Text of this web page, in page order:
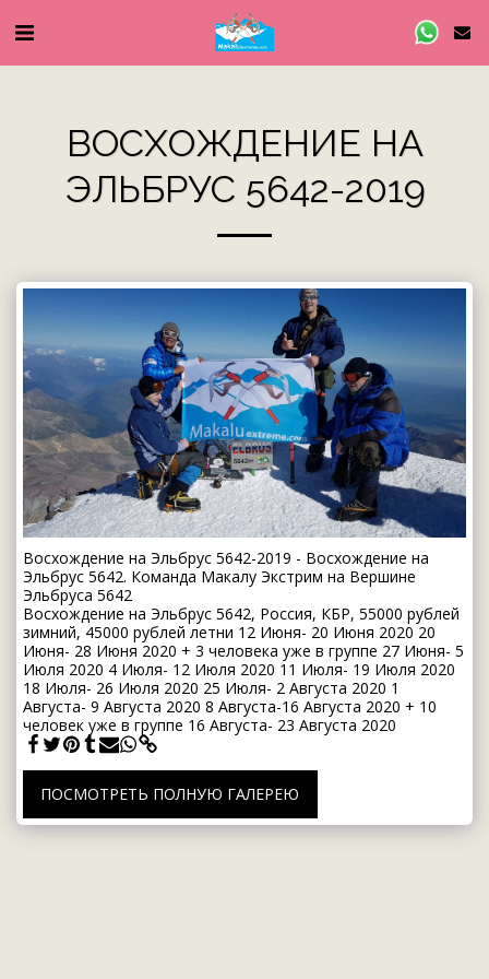
ВОСХОЖДЕНИЕ НА
ЭЛЬБРУС 5642-2019
Восхождение на Эльбрус 5642-2019 - Восхождение на
Эльбрус 5642. Команда Макалу Экстрим на Вершине
Эльбруса 5642
Восхождение на Эльбрус 5642, Россия, КБР, 55000 рублей
зимний, 45000 рублей летни 12 Июня- 20 Июня 2020 20
Июня- 28 Июня 2020 + 3 человека уже в группе 27 Июня- 5
Июля 2020 4 Июля- 12 Июля 2020 11 Июля- 19 Июля 2020
18 Июля- 26 Июля 2020 25 Июля- 2 Августа 2020 1
Августа- 9 Августа 2020 8 Августа-16 Августа 2020 + 10
человек уже в группе 16 Августа- 23 Августа 2020
ПОСМОТРЕТЬ ПОЛНУЮ ГАЛЕРЕЮ